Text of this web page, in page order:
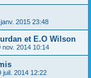
2015 23:48
et E.O Wilson
nov. 2014 10:14
juil. 2014 12:22